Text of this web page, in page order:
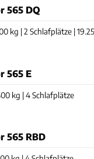
565 DQ
kg | 2 Schlafplätze |
565 E
kg | 4 Schlafplätze
565 RBD